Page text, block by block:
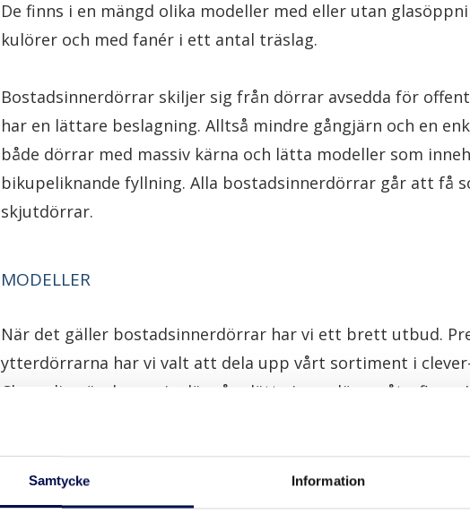
Samtycke Information
De finns i en mängd olika modeller med eller utan
kulörer och med fanér i ett antal träslag.
Bostadsinnerdörrar skiljer sig från dörrar avsedda för
har en lättare beslagning. Alltså mindre gångjärn och en
både dörrar med massiv kärna och lätta modeller som
bikupeliknande fyllning. Alla bostadsinnerdörrar går att få
skjutdörrar.
MODELLER
När det gäller bostadsinnerdörrar har vi ett brett utbud.
ytterdörrarna har vi valt att dela upp vårt sortiment i clever-
Clever-line är den serie där våra lätta innerdörrar återfinns. I
I clever-line finns fyra olika modellserier: Easy, släta målade
går att få fanérade eller med spårfräsning. Style,